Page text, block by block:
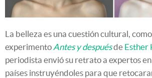
La belleza es una cuestión cultural,
experimento Antes y despuésde Esther
periodista envió su retrato a expertos
países instruyéndoles para que